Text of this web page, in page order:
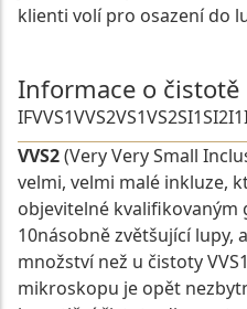
klienti volí pro osazení do
Informace o čistotě
IFVVS1VVS2VS1VS2SI1SI2I1
VVS2(Very Very Small
velmi, velmi malé inkluze,
objevitelné
10násobně zvětšující lupy,
množství než u čistoty
mikroskopu je opět